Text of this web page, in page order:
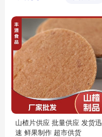
山楂果丹皮厂家
山楂片供应 批量供应 发货迅
速 鲜果制作 超市供货